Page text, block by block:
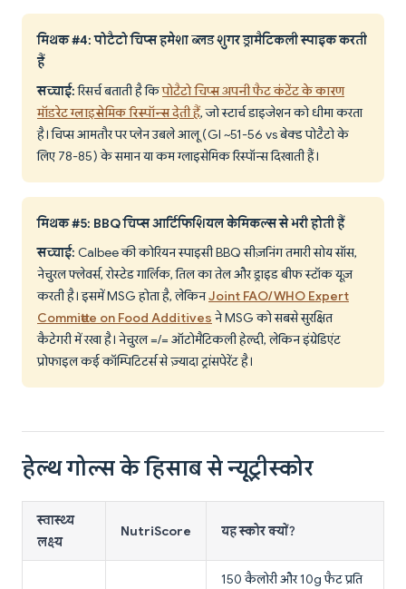
मिथक #4: पोटैटो चिप्स हमेशा ब्लड शुगर ड्रामैटिकली स्पाइक करती
हैं
सच्चाई:रिसर्च बताती है किपोटैटो चिप्स अपनी फैट कंटेंट के कारण
मॉडरेट ग्लाइसेमिक रिस्पॉन्स देती हैं, जो स्टार्च डाइजेशन को धीमा करता
है। चिप्स आमतौर पर प्लेन उबले आलू (GI ~51-56 vs बेक्ड पोटैटो के
लिए 78-85) के समान या कम ग्लाइसेमिक रिस्पॉन्स दिखाती हैं।
मिथक #5: BBQ चिप्स आर्टिफिशियल केमिकल्स से भरी होती हैं
सच्चाई: Calbee की कोरियन स्पाइसी BBQ सीज़निंग तमारी सोय सॉस,
नेचुरल फ्लेवर्स, रोस्टेड गार्लिक, तिल का तेल और ड्राइड बीफ स्टॉक यूज़
करती है। इसमें MSG होता है, लेकिनJoint FAO/WHO Expert
Committee on Food Additives ने MSG को सबसे सुरक्षित
कैटेगरी में रखा है। नेचुरल =/= ऑटोमैटिकली हेल्दी, लेकिन इंग्रेडिएंट
प्रोफाइल कई कॉम्पिटिटर्स से ज़्यादा ट्रांसपेरेंट है।
हेल्थ गोल्स के हिसाब से न्यूट्रीस्कोर
स्वास्थ्य
लक्ष्य
NutriScore यह स्कोर क्यों?
150 कैलोरी और 10g फैट प्रति